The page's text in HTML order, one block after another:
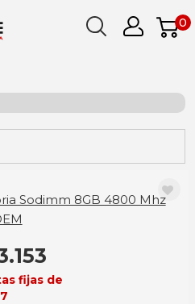
0
Sodimm 8GB 4800 Mhz
fijas de